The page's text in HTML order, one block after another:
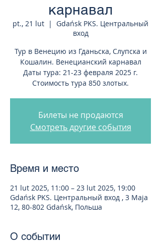
карнавал
pt., 21 lut
  |
Gdańsk PKS. Центральный
вход
Тур в Венецию из Гданьска, Слупска и
Кошалин. Венецианский карнавал
Даты тура: 21-23 февраля 2025 г.
Стоимость тура 850 злотых.
Билеты не продаются
Смотреть другие события
Время и место
21 lut 2025, 11:00 – 23 lut 2025, 19:00
Gdańsk PKS. Центральный вход , 3 Maja
12, 80-802 Gdańsk, Польша
О событии